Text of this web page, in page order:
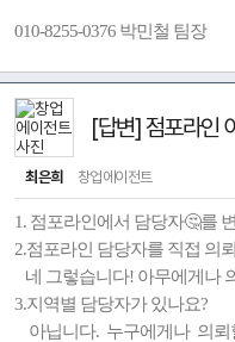
010-8255-0376 박민철 팀장
[답변] 점포라인
최은희 창업에이전트
1. 점포라인에서 담당자🤔를
2.점포라인 담당자를 직접 의
네 그렇습니다! 아무에게나
3.지역별 담당자가 있나요?
아닙니다. 누구에게나 의뢰